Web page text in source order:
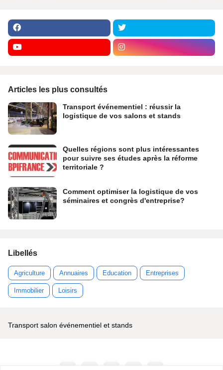
Articles les plus consultés
Transport événementiel : réussir la
logistique de vos salons et stands
Quelles régions sont plus intéressantes
pour suivre ses études après la réforme
territoriale ?
Comment optimiser la logistique de vos
séminaires et congrès d'entreprise?
Libellés
Agriculture Annuaires Education Entreprises
Immobilier Loisirs
Transport salon événementiel et stands